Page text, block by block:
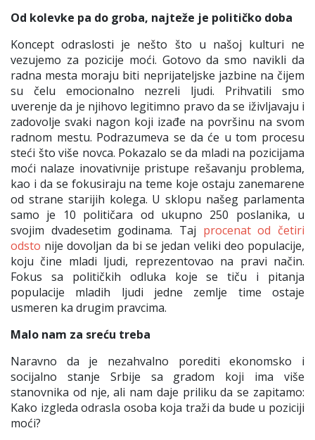
Od kolevke pa do groba, najteže je političko doba
Koncept odraslosti je nešto što u našoj kulturi ne
vezujemo za pozicije moći. Gotovo da smo navikli da
radna mesta moraju biti neprijateljske jazbine na čijem
su čelu emocionalno nezreli ljudi. Prihvatili smo
uverenje da je njihovo legitimno pravo da se iživljavaju i
zadovolje svaki nagon koji izađe na površinu na svom
radnom mestu. Podrazumeva se da će u tom procesu
steći što više novca. Pokazalo se da mladi na pozicijama
moći nalaze inovativnije pristupe rešavanju problema,
kao i da se fokusiraju na teme koje ostaju zanemarene
od strane starijih kolega. U sklopu našeg parlamenta
samo je 10 političara od ukupno 250 poslanika, u
svojim dvadesetim godinama. Taj procenat od četiri
odsto nije dovoljan da bi se jedan veliki deo populacije,
koju čine mladi ljudi, reprezentovao na pravi način.
Fokus sa političkih odluka koje se tiču i pitanja
populacije mladih ljudi jedne zemlje time ostaje
usmeren ka drugim pravcima.
Malo nam za sreću treba
Naravno da je nezahvalno porediti ekonomsko i
socijalno stanje Srbije sa gradom koji ima više
stanovnika od nje, ali nam daje priliku da se zapitamo:
Kako izgleda odrasla osoba koja traži da bude u poziciji
moći?